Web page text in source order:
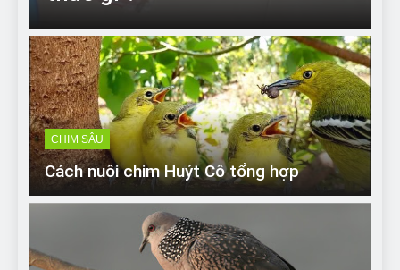
And How to Train Them!
7 Năm Ago
How Often Do I Need to
Groom My Bulldog
7 Năm Ago
CHIM SÂU
Cách nuôi chim Huýt Cô tổng hợp